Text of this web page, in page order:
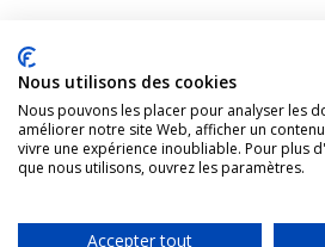
CONTACTS
Nous utilisons des cookies
Nous pouvons les placer pour analyser les
améliorer notre site Web, afficher un
vivre une expérience inoubliable. Pour plus
que nous utilisons, ouvrez les paramètres.
Accepter tout